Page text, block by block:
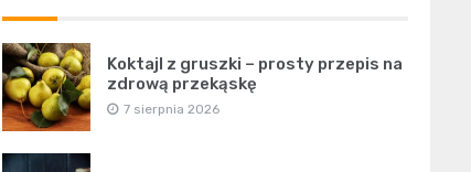
Koktajl z gruszki – prosty przepis na
zdrową przekąskę
7 sierpnia 2026